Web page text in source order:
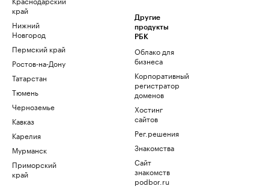
край
Нижний
Новгород
Пермский край
Ростов-на-Дону
Татарстан
Тюмень
Черноземье
Кавказ
Карелия
Мурманск
Приморский
край
Другие
продукты
РБК
Облако для
бизнеса
Корпоративный
регистратор
доменов
Хостинг
сайтов
Рег.решения
Знакомства
Сайт
знакомств
podbor.ru